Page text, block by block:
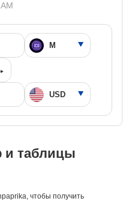
и таблицы
чтобы получить